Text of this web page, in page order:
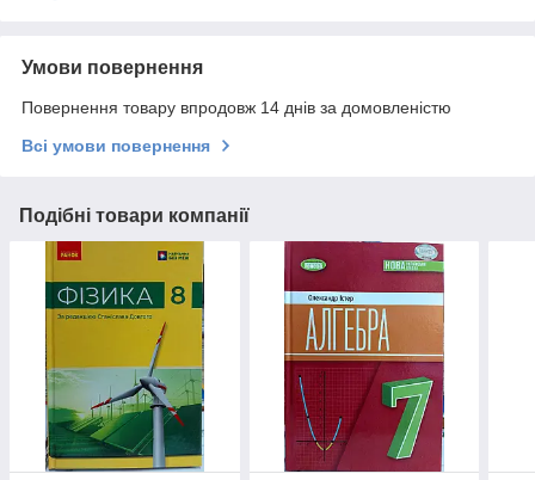
Умови повернення
Повернення товару впродовж 14 днів за домовленістю
Всі умови повернення
Подібні товари компанії